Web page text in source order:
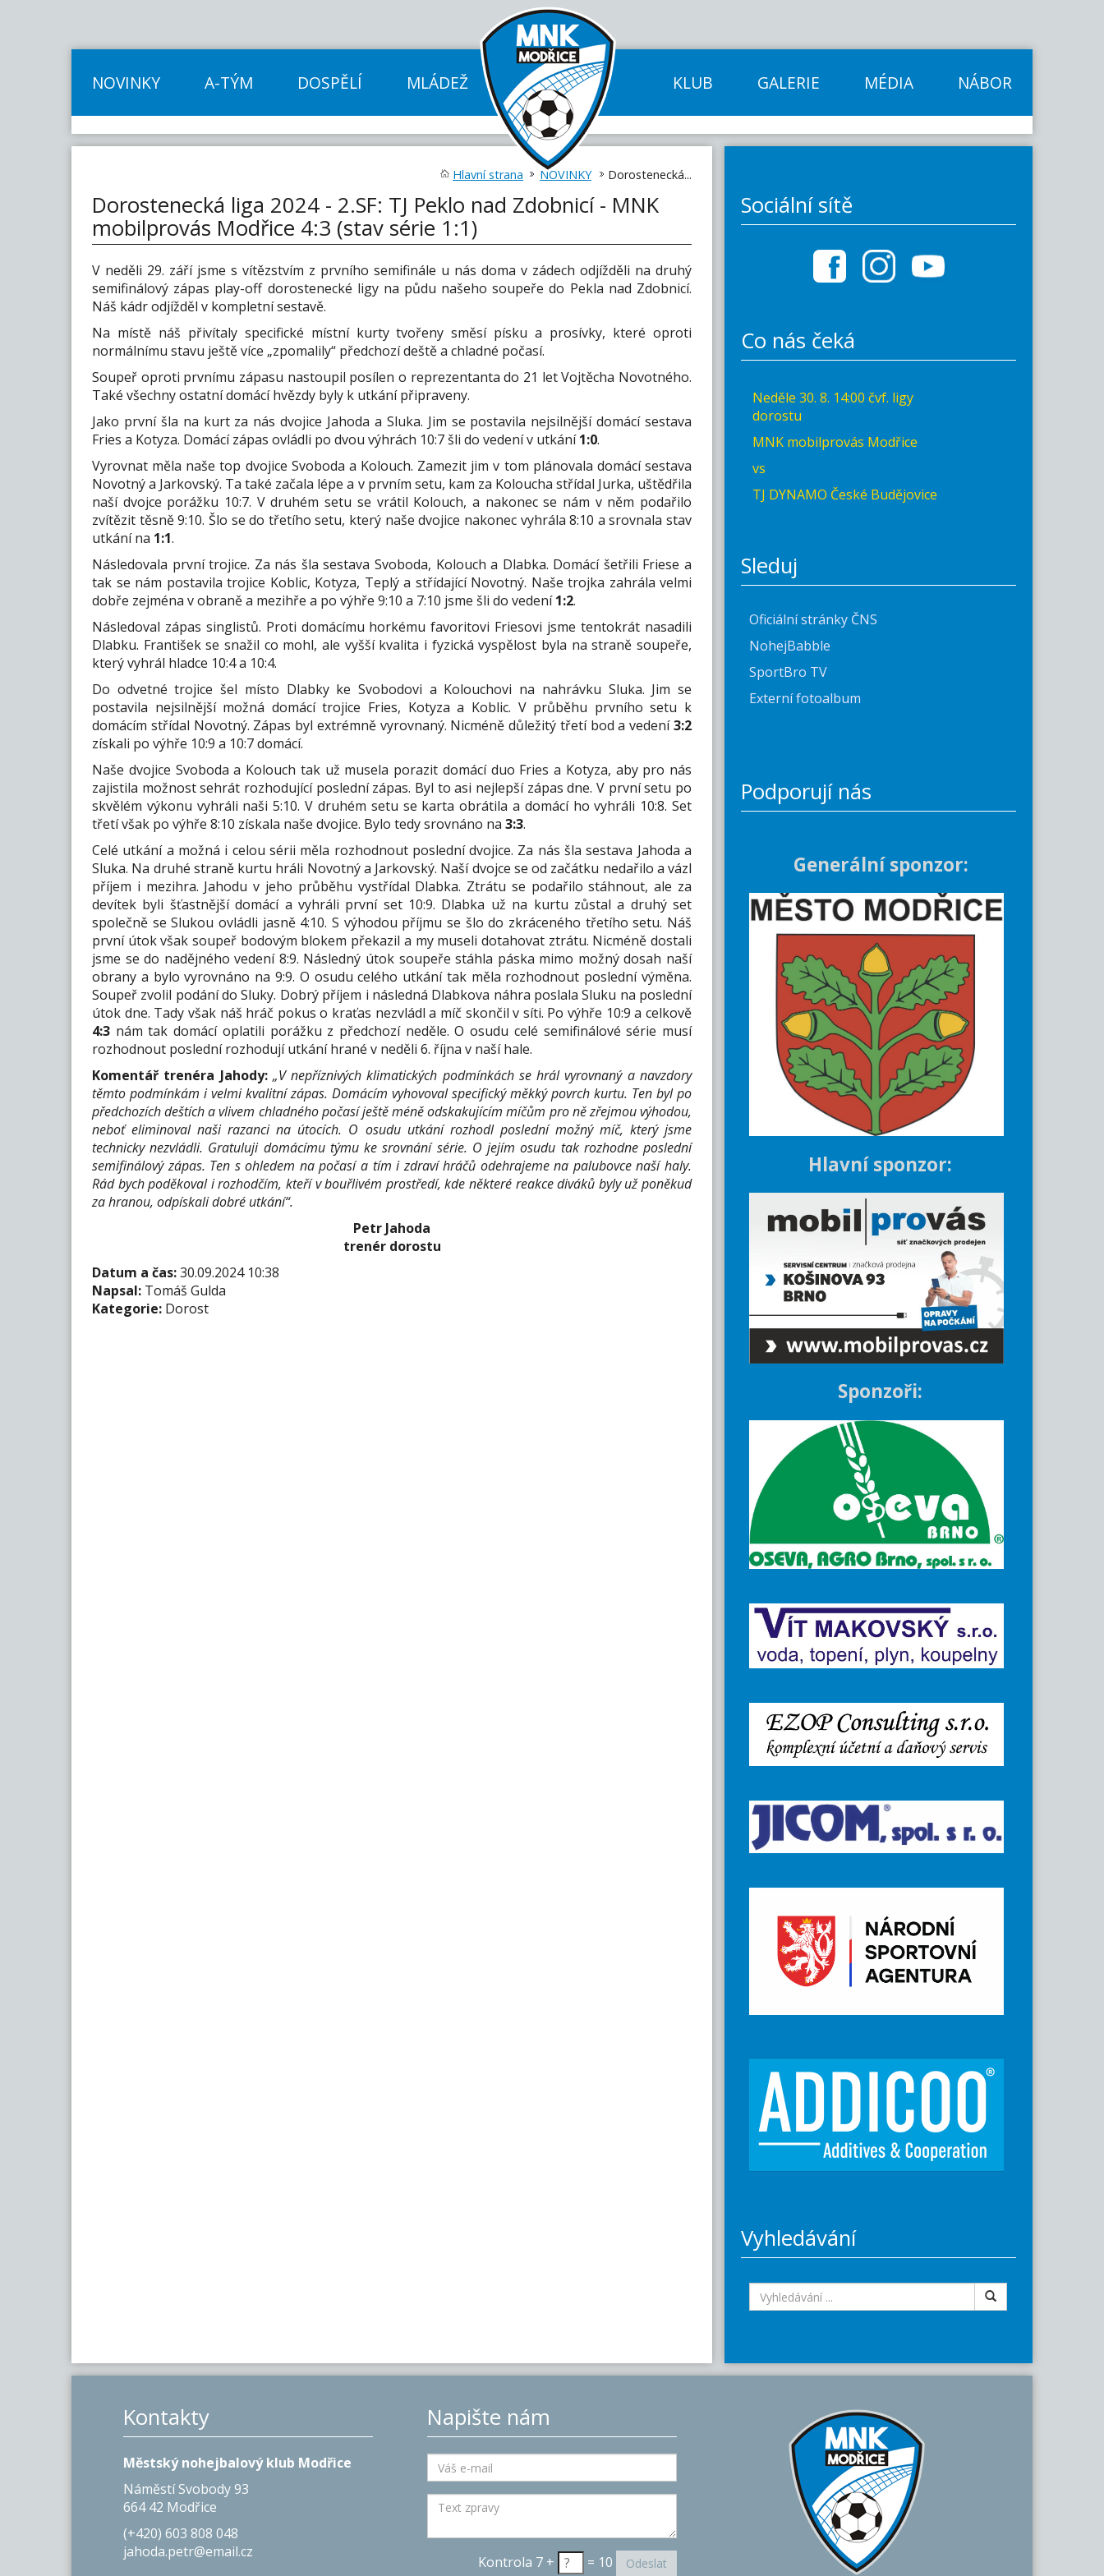
NOVINKY A-TÝM DOSPĚLÍ MLÁDEŽ KLUB GALERIE MÉDIA NÁBOR
Hlavní strana NOVINKY Dorostenecká...
Dorostenecká liga 2024 - 2.SF: TJ Peklo nad Zdobnicí - MNK
mobilprovás Modřice 4:3 (stav série 1:1)
V neděli 29. září jsme s vítězstvím z prvního semifinále u nás doma v zádech odjížděli na druhý
semifinálový zápas play-off dorostenecké ligy na půdu našeho soupeře do Pekla nad Zdobnicí.
Náš kádr odjížděl v kompletní sestavě.
Na místě náš přivítaly specifické místní kurty tvořeny směsí písku a prosívky, které oproti
normálnímu stavu ještě více „zpomalily“ předchozí deště a chladné počasí.
Soupeř oproti prvnímu zápasu nastoupil posílen o reprezentanta do 21 let Vojtěcha Novotného.
Také všechny ostatní domácí hvězdy byly k utkání připraveny.
Jako první šla na kurt za nás dvojice Jahoda a Sluka. Jim se postavila nejsilnější domácí sestava
Fries a Kotyza. Domácí zápas ovládli po dvou výhrách 10:7 šli do vedení v utkání1:0.
Vyrovnat měla naše top dvojice Svoboda a Kolouch. Zamezit jim v tom plánovala domácí sestava
Novotný a Jarkovský. Ta také začala lépe a v prvním setu, kam za Koloucha střídal Jurka, uštědřila
naší dvojce porážku 10:7. V druhém setu se vrátil Kolouch, a nakonec se nám v něm podařilo
zvítězit těsně 9:10. Šlo se do třetího setu, který naše dvojice nakonec vyhrála 8:10 a srovnala stav
utkání na 1:1.
Následovala první trojice. Za nás šla sestava Svoboda, Kolouch a Dlabka. Domácí šetřili Friese a
tak se nám postavila trojice Koblic, Kotyza, Teplý a střídající Novotný. Naše trojka zahrála velmi
dobře zejména v obraně a mezihře a po výhře 9:10 a 7:10 jsme šli do vedení1:2.
Následoval zápas singlistů. Proti domácímu horkému favoritovi Friesovi jsme tentokrát nasadili
Dlabku. František se snažil co mohl, ale vyšší kvalita i fyzická vyspělost byla na straně soupeře,
který vyhrál hladce 10:4 a 10:4.
Do odvetné trojice šel místo Dlabky ke Svobodovi a Kolouchovi na nahrávku Sluka. Jim se
postavila nejsilnější možná domácí trojice Fries, Kotyza a Koblic. V průběhu prvního setu k
domácím střídal Novotný. Zápas byl extrémně vyrovnaný. Nicméně důležitý třetí bod a vedení3:2
získali po výhře 10:9 a 10:7 domácí.
Naše dvojice Svoboda a Kolouch tak už musela porazit domácí duo Fries a Kotyza, aby pro nás
zajistila možnost sehrát rozhodující poslední zápas. Byl to asi nejlepší zápas dne. V první setu po
skvělém výkonu vyhráli naši 5:10. V druhém setu se karta obrátila a domácí ho vyhráli 10:8. Set
třetí však po výhře 8:10 získala naše dvojice. Bylo tedy srovnáno na 3:3.
Celé utkání a možná i celou sérii měla rozhodnout poslední dvojice. Za nás šla sestava Jahoda a
Sluka. Na druhé straně kurtu hráli Novotný a Jarkovský. Naší dvojce se od začátku nedařilo a vázl
příjem i mezihra. Jahodu v jeho průběhu vystřídal Dlabka. Ztrátu se podařilo stáhnout, ale za
devítek byli šťastnější domácí a vyhráli první set 10:9. Dlabka už na kurtu zůstal a druhý set
společně se Slukou ovládli jasně 4:10. S výhodou příjmu se šlo do zkráceného třetího setu. Náš
první útok však soupeř bodovým blokem překazil a my museli dotahovat ztrátu. Nicméně dostali
jsme se do nadějného vedení 8:9. Následný útok soupeře stáhla páska mimo možný dosah naší
obrany a bylo vyrovnáno na 9:9. O osudu celého utkání tak měla rozhodnout poslední výměna.
Soupeř zvolil podání do Sluky. Dobrý příjem i následná Dlabkova náhra poslala Sluku na poslední
útok dne. Tady však náš hráč pokus o kraťas nezvládl a míč skončil v síti. Po výhře 10:9 a celkově
4:3 nám tak domácí oplatili porážku z předchozí neděle. O osudu celé semifinálové série musí
rozhodnout poslední rozhodují utkání hrané v neděli 6. října v naší hale.
Komentář trenéra Jahody: „V nepříznivých klimatických podmínkách se hrál vyrovnaný a navzdory
těmto podmínkám i velmi kvalitní zápas. Domácím vyhovoval specifický měkký povrch kurtu. Ten byl po
předchozích deštích a vlivem chladného počasí ještě méně odskakujícím míčům pro ně zřejmou výhodou,
neboť eliminoval naši razanci na útocích. O osudu utkání rozhodl poslední možný míč, který jsme
technicky nezvládli. Gratuluji domácímu týmu ke srovnání série. O jejím osudu tak rozhodne poslední
semifinálový zápas. Ten s ohledem na počasí a tím i zdraví hráčů odehrajeme na palubovce naší haly.
Rád bych poděkoval i rozhodčím, kteří v bouřlivém prostředí, kde některé reakce diváků byly už poněkud
za hranou, odpískali dobré utkání“.
Petr Jahoda
trenér dorostu
Datum a čas:30.09.2024 10:38
Napsal: Tomáš Gulda
Kategorie: Dorost
Sociální sítě
Co nás čeká
Neděle 30. 8. 14:00 čvf. ligy
dorostu
MNK mobilprovás Modřice
vs
TJ DYNAMO České Budějovice
Sleduj
Oficiální stránky ČNS
NohejBabble
SportBro TV
Externí fotoalbum
Podporují nás
Generální sponzor:
Hlavní sponzor:
Sponzoři:
Vyhledávání
Kontakty
Městský nohejbalový klub Modřice
Náměstí Svobody 93
664 42 Modřice
(+420) 603 808 048
jahoda.petr@email.cz
Napište nám
Kontrola 7 + = 10 Odeslat